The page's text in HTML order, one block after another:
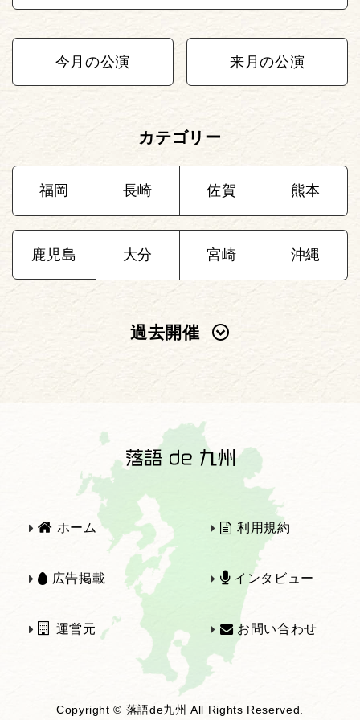
今月の公演 来月の公演
カテゴリー
福岡 長崎 佐賀 熊本
鹿児島 大分 宮崎 沖縄
過去開催
2022年
2021年 2020年
2019年 2018年
2017年 2016年
ホーム 利用規約
広告掲載 インタビュー
運営元 お問い合わせ
Copyright © 落語de九州 All Rights Reserved.